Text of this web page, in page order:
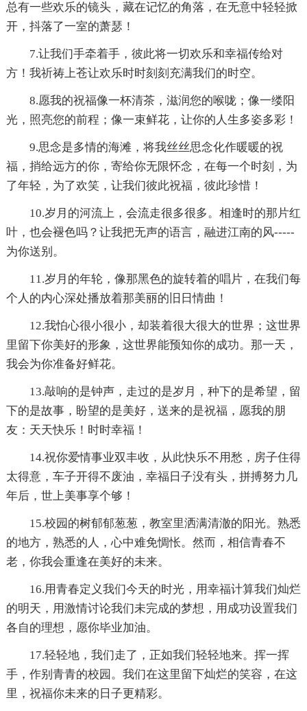
总有一些欢乐的镜头，藏在记忆的角落，在无意中轻轻掀
开，抖落了一室的萧瑟！
7.让我们手牵着手，彼此将一切欢乐和幸福传给对
方！我祈祷上苍让欢乐时时刻刻充满我们的时空。
8.愿我的祝福像一杯清茶，滋润您的喉咙；像一缕阳
光，照亮您的前程；像一束鲜花，让你的人生多姿多彩！
9.思念是多情的海滩，将我丝丝思念化作暖暖的祝
福，捎给远方的你，寄给你无限怀念，在每一个时刻，为
了年轻，为了欢笑，让我们彼此祝福，彼此珍惜！
10.岁月的河流上，会流走很多很多。相逢时的那片红
叶，也会褪色吗？让我把无声的语言，融进江南的风-----
为你送别。
11.岁月的年轮，像那黑色的旋转着的唱片，在我们每
个人的内心深处播放着那美丽的旧日情曲！
12.我怕心很小很小，却装着很大很大的世界；这世界
里留下你美好的形象，这世界能预知你的成功。那一天，
我会为你准备好鲜花。
13.敲响的是钟声，走过的是岁月，种下的是希望，留
下的是故事，盼望的是美好，送来的是祝福，愿我的朋
友：天天快乐！时时幸福！
14.祝你爱情事业双丰收，从此快乐不用愁，房子住得
太得意，车子开得不废油，幸福日子没有头，拼搏努力几
年后，世上美事享个够！
15.校园的树郁郁葱葱，教室里洒满清澈的阳光。熟悉
的地方，熟悉的人，心中难免惆怅。然而，相信青春不
老，你我会重逢在美好的未来。
16.用青春定义我们今天的时光，用幸福计算我们灿烂
的明天，用激情讨论我们未完成的梦想，用成功设置我们
各自的理想，愿你毕业加油。
17.轻轻地，我们走了，正如我们轻轻地来。挥一挥
手，作别青青的校园。我们在这里留下灿烂的笑容，在这
里，祝福你未来的日子更精彩。